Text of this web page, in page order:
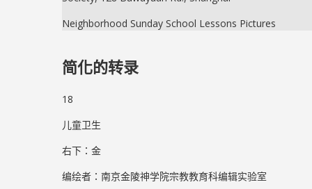
Neighborhood Sunday School Lessons Pictures
简化的转录
18
儿童卫生
右下：金
编绘者：南京金陵神学院宗教教育科编辑实验室